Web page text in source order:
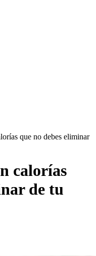
que no debes eliminar
calorías
de tu